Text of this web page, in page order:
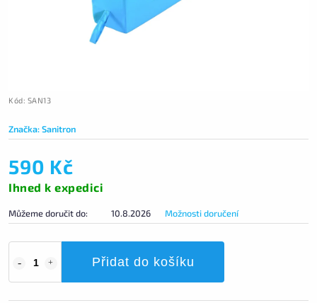
Kód: SAN13
Značka:Sanitron
590 Kč
Ihned k expedici
Můžeme doručit do: 10.8.2026 Možnosti doručení
Přidat do košíku